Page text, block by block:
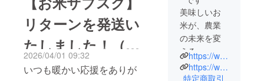
栽培コース）のリターン発
送を行いました。（最終
回）また、リターンの発送
は今回で最後になりますが
弊社のお米・お餅はホーム
リターンを発送い
たしました！（出
羽弥兵衛株式会
2026/04/01 09:32
いつも暖かい応援をありが
美味しいお
米が、農業
の未来を変
える
山形・庄内
のオーガ
https://www.instagram.com/dewayahee_/
https://www.tiktok.com/@hikibmqy7u7
特定商取引